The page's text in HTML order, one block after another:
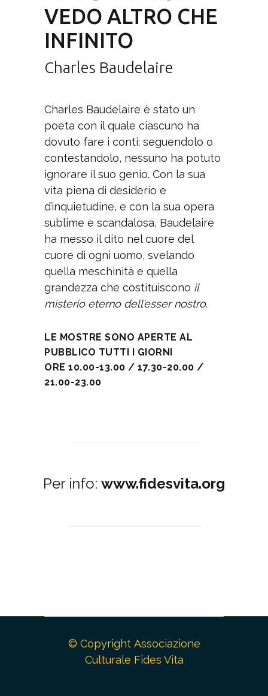
VEDO ALTRO CHE
INFINITO
Charles Baudelaire
Charles Baudelaire è stato un
poeta con il quale ciascuno ha
dovuto fare i conti: seguendolo o
contestandolo, nessuno ha potuto
ignorare il suo genio. Con la sua
vita piena di desiderio e
d’inquietudine, e con la sua opera
sublime e scandalosa, Baudelaire
ha messo il dito nel cuore del
cuore di ogni uomo, svelando
quella meschinità e quella
grandezza che costituiscono il
misterio eterno dell’esser nostro.
LE MOSTRE SONO APERTE AL
PUBBLICO TUTTI I GIORNI
ORE 10.00-13.00 / 17.30-20.00 /
21.00-23.00
Per info: www.fidesvita.org
© Copyright Associazione
Culturale Fides Vita